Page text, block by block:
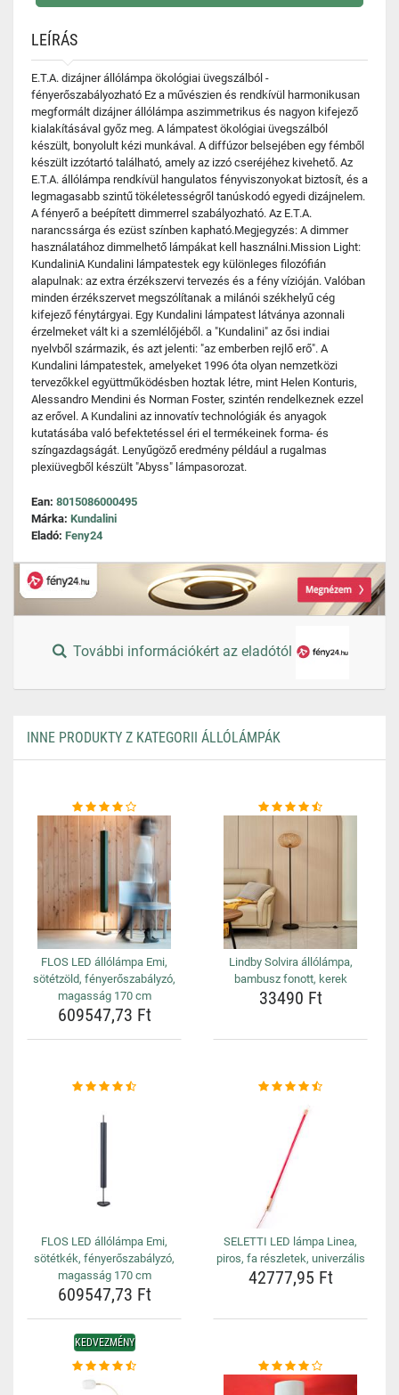
LEÍRÁS
E.T.A. dizájner állólámpa ökológiai üvegszálból -
fényerőszabályozható Ez a művészien és rendkívül harmonikusan
megformált dizájner állólámpa aszimmetrikus és nagyon kifejező
kialakításával győz meg. A lámpatest ökológiai üvegszálból
készült, bonyolult kézi munkával. A diffúzor belsejében egy fémből
készült izzótartó található, amely az izzó cseréjéhez kivehető. Az
E.T.A. állólámpa rendkívül hangulatos fényviszonyokat biztosít, és a
legmagasabb szintű tökéletességről tanúskodó egyedi dizájnelem.
A fényerő a beépített dimmerrel szabályozható. Az E.T.A.
narancssárga és ezüst színben kapható.Megjegyzés: A dimmer
használatához dimmelhető lámpákat kell használni.Mission Light:
KundaliniA Kundalini lámpatestek egy különleges filozófián
alapulnak: az extra érzékszervi tervezés és a fény vízióján. Valóban
minden érzékszervet megszólítanak a milánói székhelyű cég
kifejező fénytárgyai. Egy Kundalini lámpatest látványa azonnali
érzelmeket vált ki a szemlélőjéből. a "Kundalini" az ősi indiai
nyelvből származik, és azt jelenti: "az emberben rejlő erő". A
Kundalini lámpatestek, amelyeket 1996 óta olyan nemzetközi
tervezőkkel együttműködésben hoztak létre, mint Helen Konturis,
Alessandro Mendini és Norman Foster, szintén rendelkeznek ezzel
az erővel. A Kundalini az innovatív technológiák és anyagok
kutatásába való befektetéssel éri el termékeinek forma- és
színgazdagságát. Lenyűgöző eredmény például a rugalmas
plexiüvegből készült "Abyss" lámpasorozat.
Ean: 8015086000495
Márka: Kundalini
Eladó: Feny24
További információkért az eladótól
INNE PRODUKTY Z KATEGORII ÁLLÓLÁMPÁK
FLOS LED állólámpa Emi,
sötétzöld, fényerőszabályzó,
magasság 170 cm
609547,73 Ft
Lindby Solvira állólámpa,
bambusz fonott, kerek
33490 Ft
FLOS LED állólámpa Emi,
sötétkék, fényerőszabályzó,
magasság 170 cm
609547,73 Ft
SELETTI LED lámpa Linea,
piros, fa részletek, univerzális
42777,95 Ft
KEDVEZMÉNY